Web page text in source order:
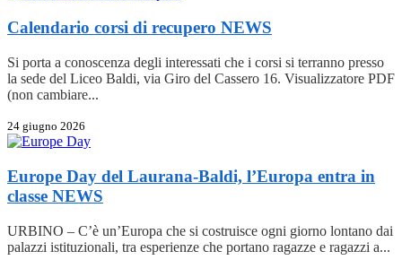
Calendario corsi di recupero NEWS
Si porta a conoscenza degli interessati che i corsi si terranno presso
la sede del Liceo Baldi, via Giro del Cassero 16. Visualizzatore PDF
(non cambiare...
24 giugno 2026
Europe Day del Laurana-Baldi, l’Europa entra in
classe NEWS
URBINO – C’è un’Europa che si costruisce ogni giorno lontano dai
palazzi istituzionali, tra esperienze che portano ragazze e ragazzi a...